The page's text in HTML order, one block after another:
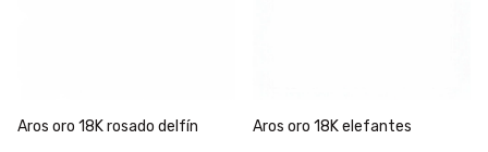
Aros oro 18K rosado delfín Aros oro 18K elefantes